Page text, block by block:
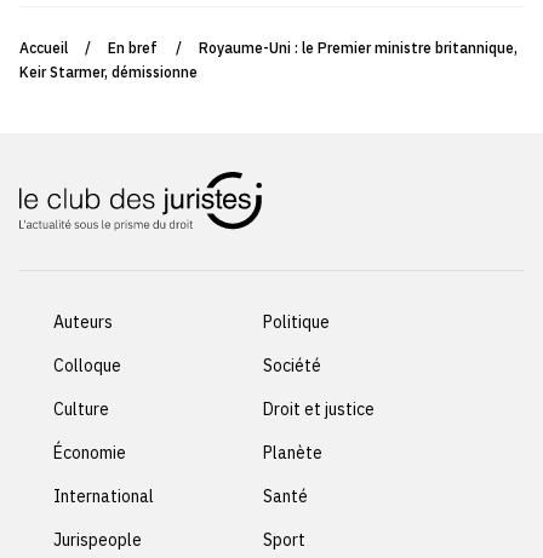
Accueil / En bref /
Royaume-Uni : le Premier ministre britannique,
Keir Starmer, démissionne
Auteurs
Colloque
Culture
Économie
International
Jurispeople
Politique
Société
Droit et justice
Planète
Santé
Sport